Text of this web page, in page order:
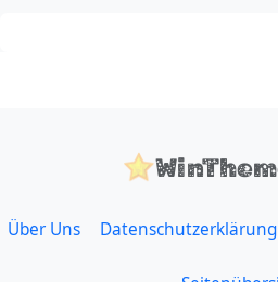
Über Uns Datenschutzerklärung